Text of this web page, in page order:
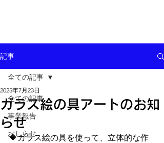
記事
全ての記事
事業報告
おしらせ
全ての記事
ガラス絵の具アートのお知
らせ
2025年7月23日
🔶ガラス絵の具を使って、立体的な作